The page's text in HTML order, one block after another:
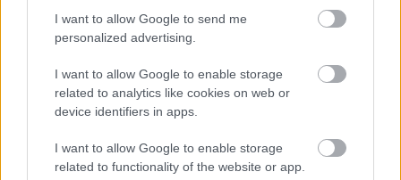
I want to allow Google to send me
personalized advertising.
I want to allow Google to enable storage
related to analytics like cookies on web or
device identifiers in apps.
I want to allow Google to enable storage
related to functionality of the website or app.